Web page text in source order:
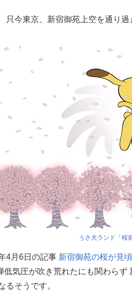
只今東京、新宿御苑上空を通り
うさ犬ランド「桜
4月6日の記事 新宿御苑の桜が見
低気圧が吹き荒れたにも関わら
るそうです。